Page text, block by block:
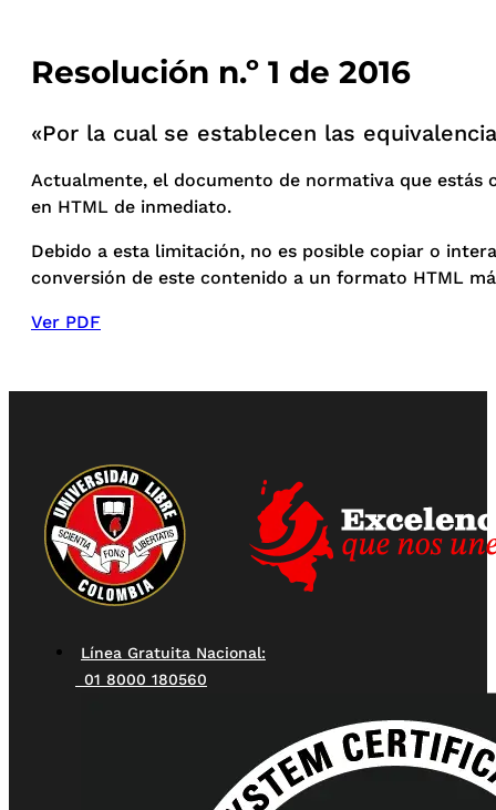
Resolución n.º 1 de 2016
«Por la cual se establecen las
Actualmente, el documento de normativa que estás
en HTML de inmediato.
Debido a esta limitación, no es posible copiar o
conversión de este contenido a un formato HTML
Ver PDF
Línea Gratuita Nacional:
01 8000 180560